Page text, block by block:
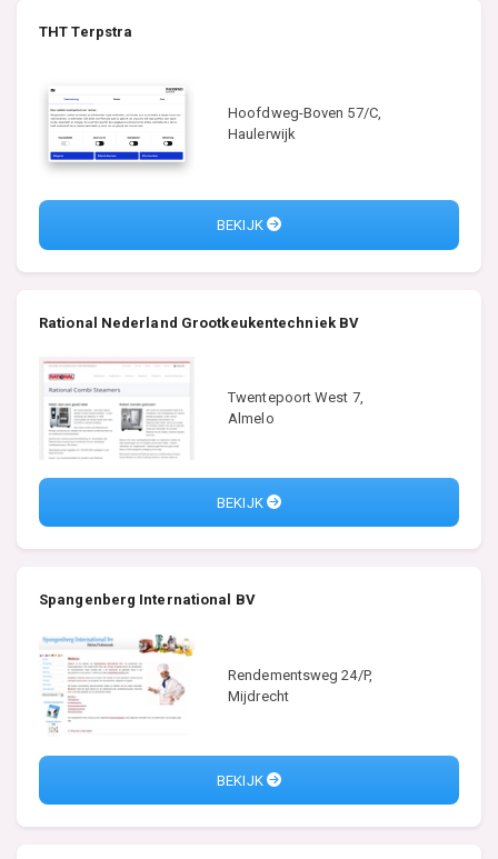
THT Terpstra
Hoofdweg-Boven 57/C,
Haulerwijk
BEKIJK
Rational Nederland Grootkeukentechniek BV
Twentepoort West 7,
Almelo
BEKIJK
Spangenberg International BV
Rendementsweg 24/P,
Mijdrecht
BEKIJK